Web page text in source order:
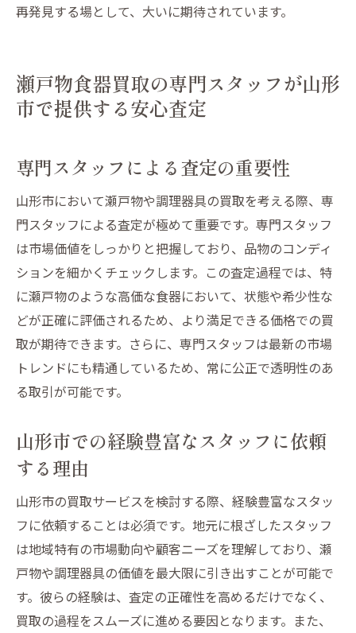
再発見する場として、大いに期待されています。
瀬戸物食器買取の専門スタッフが山形
市で提供する安心査定
専門スタッフによる査定の重要性
山形市において瀬戸物や調理器具の買取を考える際、専
門スタッフによる査定が極めて重要です。専門スタッフ
は市場価値をしっかりと把握しており、品物のコンディ
ションを細かくチェックします。この査定過程では、特
に瀬戸物のような高価な食器において、状態や希少性な
どが正確に評価されるため、より満足できる価格での買
取が期待できます。さらに、専門スタッフは最新の市場
トレンドにも精通しているため、常に公正で透明性のあ
る取引が可能です。
山形市での経験豊富なスタッフに依頼
する理由
山形市の買取サービスを検討する際、経験豊富なスタッ
フに依頼することは必須です。地元に根ざしたスタッフ
は地域特有の市場動向や顧客ニーズを理解しており、瀬
戸物や調理器具の価値を最大限に引き出すことが可能で
す。彼らの経験は、査定の正確性を高めるだけでなく、
買取の過程をスムーズに進める要因となります。また、